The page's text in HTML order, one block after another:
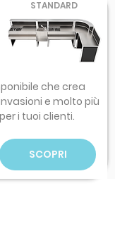
STANDARD
che crea
e molto più
i tuoi clienti.
SCOPRI